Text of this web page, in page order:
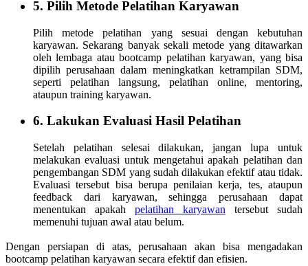
5. Pilih Metode Pelatihan Karyawan
Pilih metode pelatihan yang sesuai dengan kebutuhan
karyawan. Sekarang banyak sekali metode yang ditawarkan
oleh lembaga atau bootcamp pelatihan karyawan, yang bisa
dipilih perusahaan dalam meningkatkan ketrampilan SDM,
seperti pelatihan langsung, pelatihan online, mentoring,
ataupun training karyawan.
6. Lakukan Evaluasi Hasil Pelatihan
Setelah pelatihan selesai dilakukan, jangan lupa untuk
melakukan evaluasi untuk mengetahui apakah pelatihan dan
pengembangan SDM yang sudah dilakukan efektif atau tidak.
Evaluasi tersebut bisa berupa penilaian kerja, tes, ataupun
feedback dari karyawan, sehingga perusahaan dapat
menentukan apakah pelatihan karyawan tersebut sudah
memenuhi tujuan awal atau belum.
Dengan persiapan di atas, perusahaan akan bisa mengadakan
bootcamp pelatihan karyawan secara efektif dan efisien.